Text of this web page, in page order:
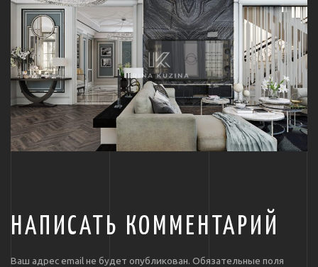
НАПИСАТЬ КОММЕНТАРИЙ
Ваш адрес email не будет опубликован. Обязательные поля